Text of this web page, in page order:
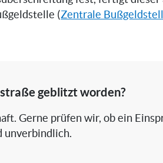
(Zentrale
geblitzt worden?
Gerne prüfen wir, ob ein
unverbindlich.